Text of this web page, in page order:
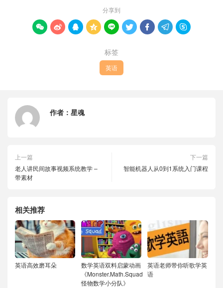
分享到
        
标签
英语
作者： 星魂
上一篇
老人讲民间故事视频系统教学 –
带素材
下一篇
智能机器人从0到1系统入门课程
相关推荐
英语高效磨耳朵
数学英语双料启蒙动画
《Monster.Math.Squad
怪物数学小分队》
英语老师带你听歌学英
语